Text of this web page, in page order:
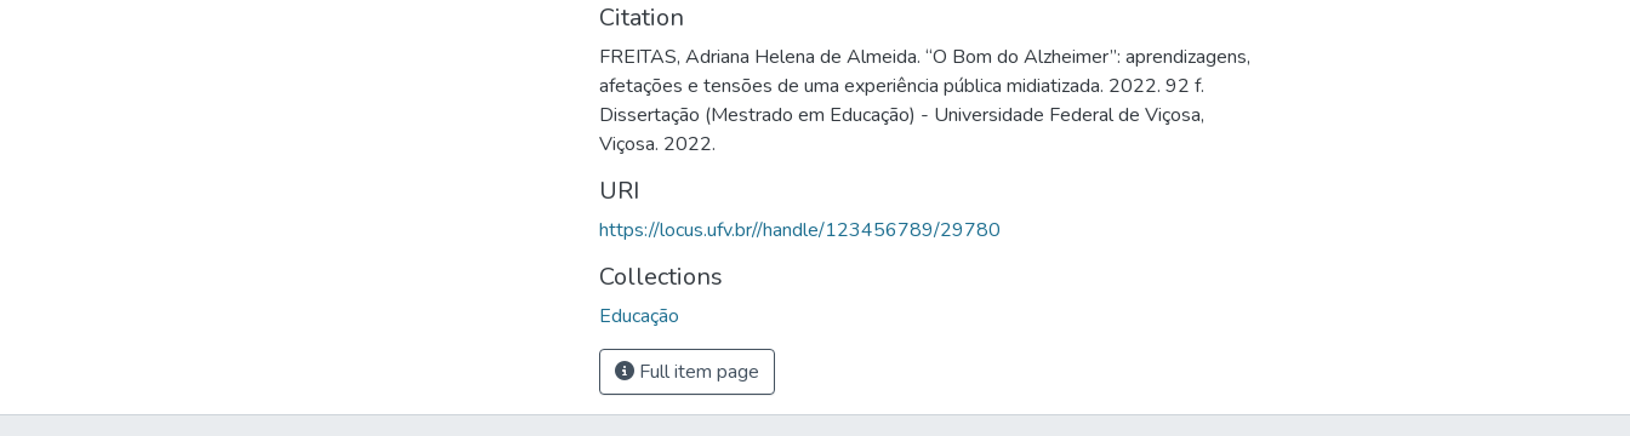
Citation
FREITAS, Adriana Helena de Almeida. “O Bom do Alzheimer”: aprendizagens,
afetações e tensões de uma experiência pública midiatizada. 2022. 92 f.
Dissertação (Mestrado em Educação) - Universidade Federal de Viçosa,
Viçosa. 2022.
URI
https://locus.ufv.br//handle/123456789/29780
Collections
Educação
Full item page